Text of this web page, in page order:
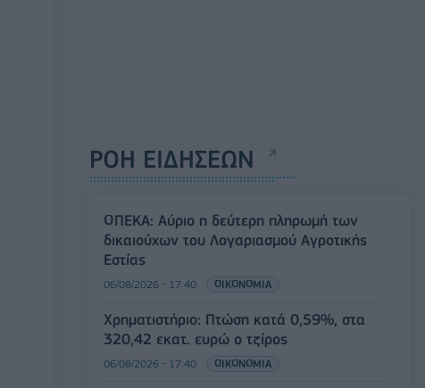
ΡΟΗ ΕΙΔΗΣΕΩΝ
ΟΠΕΚΑ: Αύριο η δεύτερη πληρωμή των
δικαιούχων του Λογαριασμού Αγροτικής
Εστίας
06/08/2026 - 17:40 ΟΙΚΟΝΟΜΙΑ
Χρηματιστήριο: Πτώση κατά 0,59%, στα
320,42 εκατ. ευρώ ο τζίρος
06/08/2026 - 17:40 ΟΙΚΟΝΟΜΙΑ